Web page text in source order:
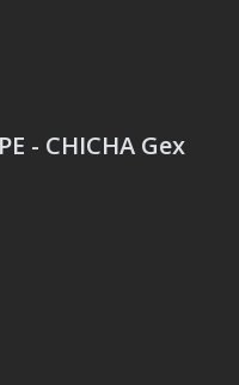
- CHICHA Gex